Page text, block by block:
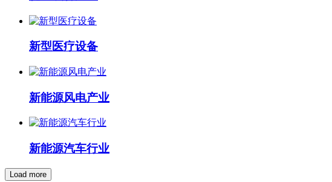
新型医疗设备
新能源风电产业
新能源汽车行业
Load more